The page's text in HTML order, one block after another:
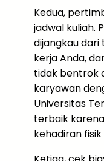
Kedua,
jadwal kuliah.
dijangkau
kerja Anda,
tidak bentrok
karyawan
Universitas
terbaik
kehadiran